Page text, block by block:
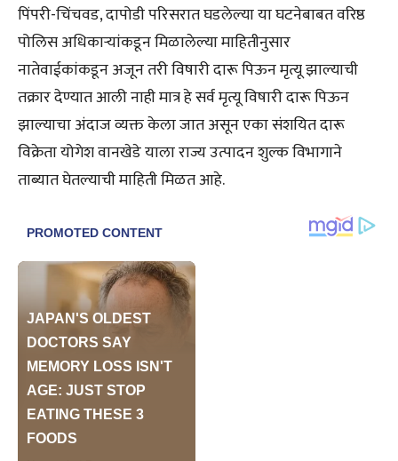
पिंपरी-चिंचवड, दापोडी परिसरात घडलेल्या या घटनेबाबत वरिष्ठ
पोलिस अधिकाऱ्यांकडून मिळालेल्या माहितीनुसार
नातेवाईकांकडून अजून तरी विषारी दारू पिऊन मृत्यू झाल्याची
तक्रार देण्यात आली नाही मात्र हे सर्व मृत्यू विषारी दारू पिऊन
झाल्याचा अंदाज व्यक्त केला जात असून एका संशयित दारू
विक्रेता योगेश वानखेडे याला राज्य उत्पादन शुल्क विभागाने
ताब्यात घेतल्याची माहिती मिळत आहे.